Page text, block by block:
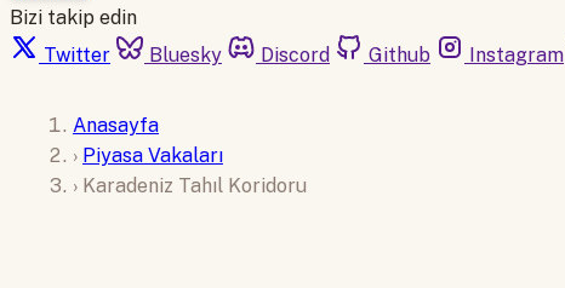
Bizi takip edin
Twitter
Bluesky Discord Github Instagram
Anasayfa
› Piyasa Vakaları
› Karadeniz Tahıl Koridoru